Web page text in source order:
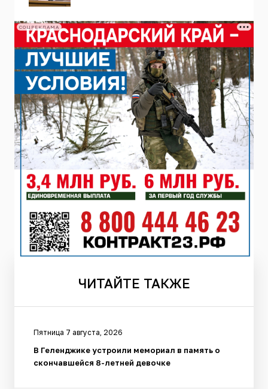
СОЦРЕКЛАМА
ЧИТАЙТЕ ТАКЖЕ
Пятница 7 августа, 2026
В Геленджике устроили мемориал в память о
скончавшейся 8-летней девочке